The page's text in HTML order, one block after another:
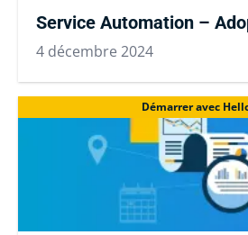
Service Automation –
4 décembre 2024
Démarrer avec